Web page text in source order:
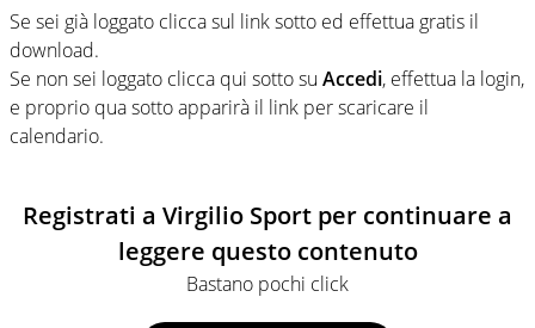
Se sei già loggato clicca sul link sotto ed effettua gratis il
download.
Se non sei loggato clicca qui sotto su Accedi, effettua la login,
e proprio qua sotto apparirà il link per scaricare il
calendario.
Registrati a Virgilio Sport per continuare a
leggere questo contenuto
Bastano pochi click